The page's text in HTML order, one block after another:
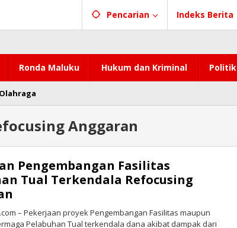
Pencarian Indeks Berita
Ronda Maluku Hukum dan Kriminal Politik
Anggaran
Pengembangan Fasilitas
Tual Terkendala Refocusing
– Pekerjaan proyek Pengembangan Fasilitas maupun
Pelabuhan Tual terkendala dana akibat dampak dari